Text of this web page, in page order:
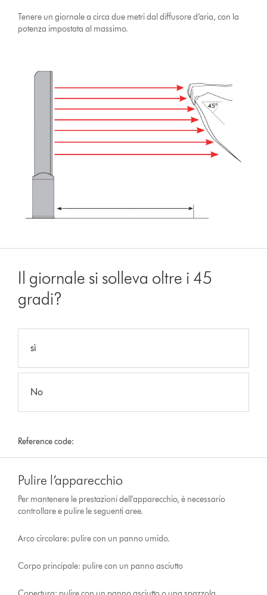
Tenere un giornale a circa due metri dal diffusore d’aria, con la
potenza impostata al massimo.
Il giornale si solleva oltre i 45
gradi?
sì
No
Reference code:
Pulire l’apparecchio
Per mantenere le prestazioni dell'apparecchio, è necessario
controllare e pulire le seguenti aree.
Arco circolare: pulire con un panno umido.
Corpo principale: pulire con un panno asciutto